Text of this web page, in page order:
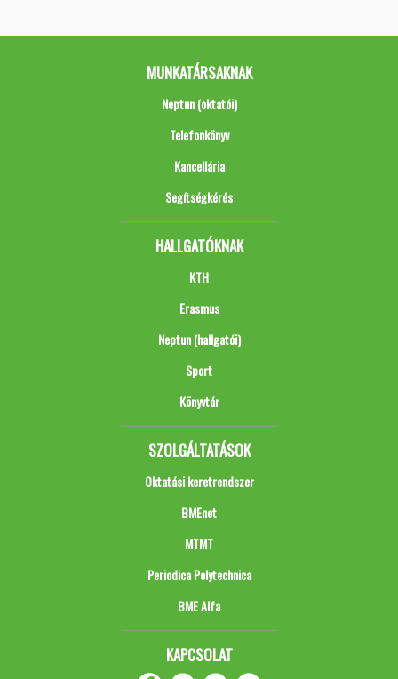
MUNKATÁRSAKNAK
Neptun (oktatói)
Telefonkönyv
Kancellária
Segítségkérés
HALLGATÓKNAK
KTH
Erasmus
Neptun (hallgatói)
Sport
Könyvtár
SZOLGÁLTATÁSOK
Oktatási keretrendszer
BMEnet
MTMT
Periodica Polytechnica
BME Alfa
KAPCSOLAT